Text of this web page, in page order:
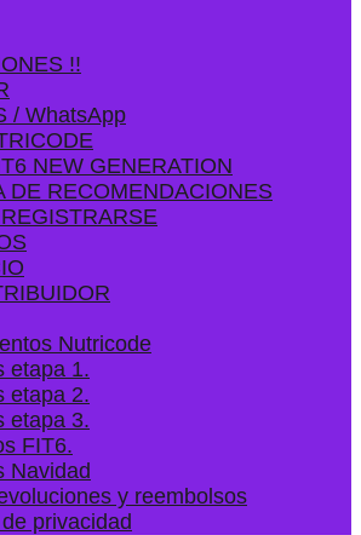
!!
/ WhatsApp
NEW GENERATION
DE RECOMENDACIONES
Nutricode
etapa 1.
etapa 2.
etapa 3.
FIT6.
Navidad
y reembolsos
privacidad